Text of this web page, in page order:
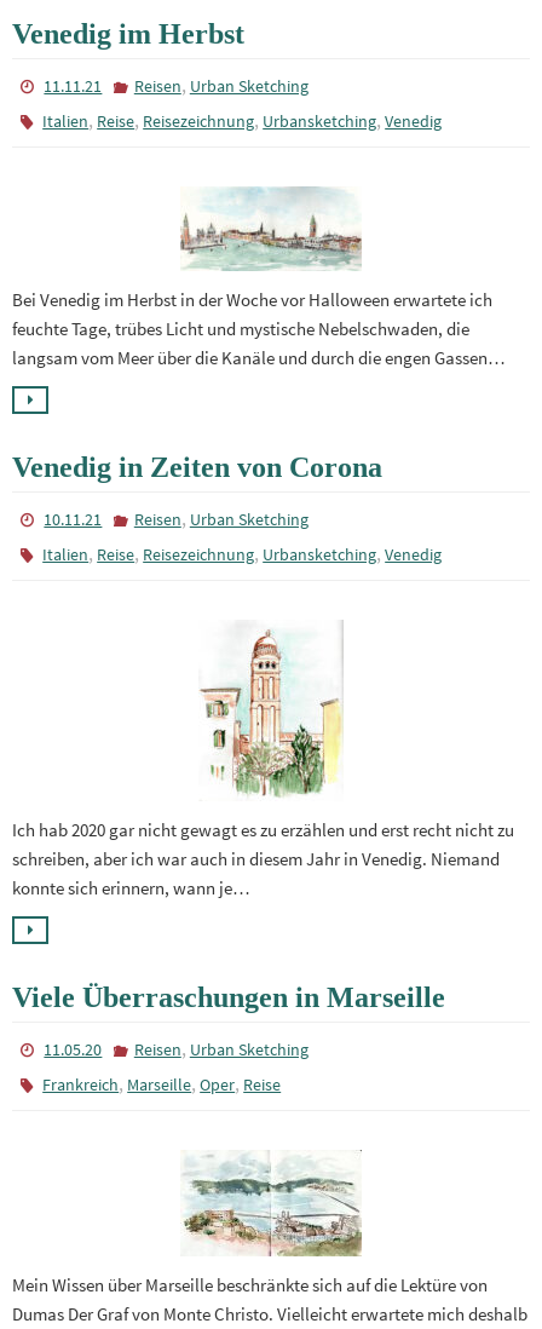
Venedig im Herbst
11.11.21 Reisen, Urban Sketching
Italien, Reise, Reisezeichnung, Urbansketching,Venedig
Bei Venedig im Herbst in der Woche vor Halloween erwartete ich
feuchte Tage, trübes Licht und mystische Nebelschwaden, die
langsam vom Meer über die Kanäle und durch die engen Gassen…
Venedig in Zeiten von Corona
10.11.21 Reisen, Urban Sketching
Italien, Reise, Reisezeichnung, Urbansketching,Venedig
Ich hab 2020 gar nicht gewagt es zu erzählen und erst recht nicht zu
schreiben, aber ich war auch in diesem Jahr in Venedig. Niemand
konnte sich erinnern, wann je…
Viele Überraschungen in Marseille
11.05.20 Reisen, Urban Sketching
Frankreich, Marseille,Oper, Reise
Mein Wissen über Marseille beschränkte sich auf die Lektüre von
Dumas Der Graf von Monte Christo. Vielleicht erwartete mich deshalb